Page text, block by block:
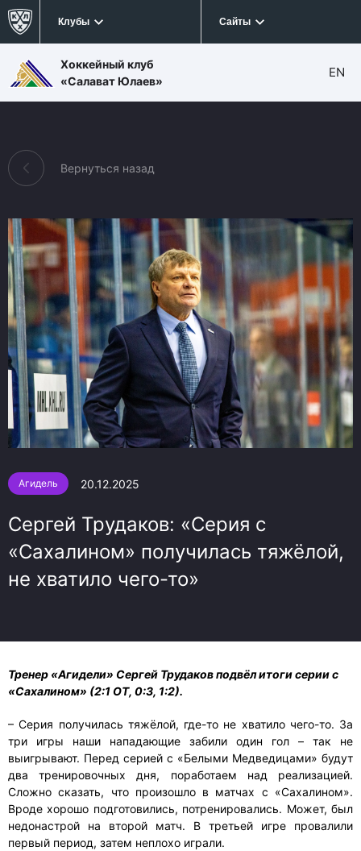
Клубы Сайты
Хоккейный клуб
«Салават Юлаев»
EN
Вернуться назад
Агидель 20.12.2025
Сергей Трудаков: «Серия с
«Сахалином» получилась тяжёлой,
не хватило чего-то»
Тренер «Агидели» Сергей Трудаков подвёл итоги серии с
«Сахалином» (2:1 ОТ, 0:3, 1:2).
– Серия получилась тяжёлой, где-то не хватило чего-то. За
три игры наши нападающие забили один гол – так не
выигрывают. Перед серией с «Белыми Медведицами» будут
два тренировочных дня, поработаем над реализацией.
Сложно сказать, что произошло в матчах с «Сахалином».
Вроде хорошо подготовились, потренировались. Может, был
недонастрой на второй матч. В третьей игре провалили
первый период, затем неплохо играли.